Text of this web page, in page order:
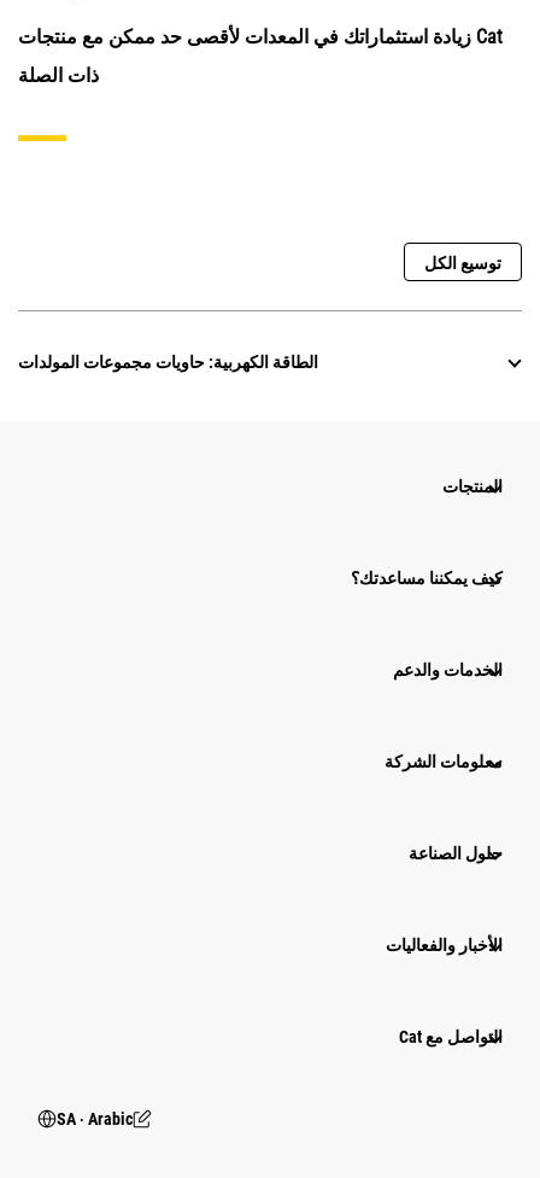
زيادة استثماراتك في المعدات لأقصى حد ممكن مع منتجات Cat
ذات الصلة
توسيع الكل
الطاقة الكهربية: حاويات مجموعات المولدات
المنتجات
كيف يمكننا مساعدتك؟
الخدمات والدعم
معلومات الشركة
حلول الصناعة
الأخبار والفعاليات
التواصل مع Cat
SA ‧ Arabic